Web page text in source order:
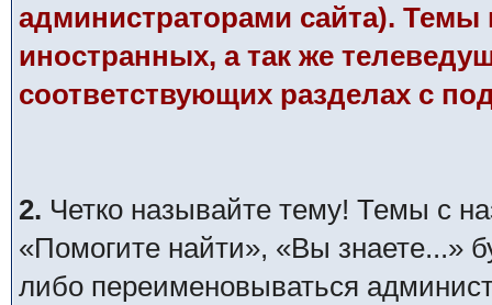
администраторами сайта). Темы
иностранных, а так же
соответствующих разделах с
2. Четко называйте тему! Темы с
«Помогите найти», «Вы знаете...»
либо переименовываться